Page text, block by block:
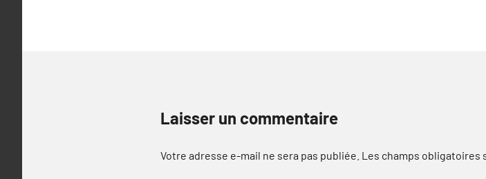
Laisser un commentaire
Votre adresse e-mail ne sera pas publiée. Les champs obligatoires